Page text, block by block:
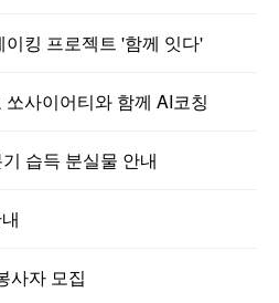
킹 프로젝트 '함께 잇다'
사이어티와 함께 AI코칭
습득 분실물 안내
사자 모집